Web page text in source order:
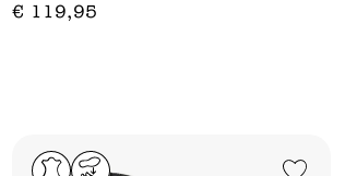
€ 119,95
Add to Wishlist